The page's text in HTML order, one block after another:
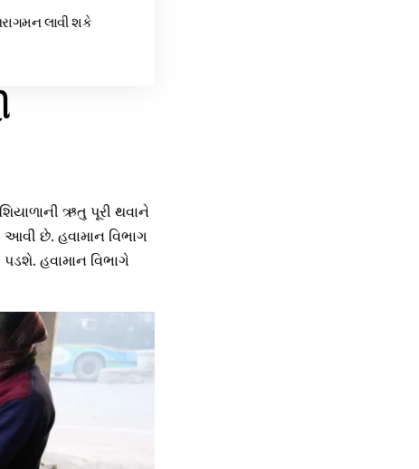
લાવી શકે
ઋતુ પૂરી થવાને
આવી છે. હવામાન વિભાગ
પડશે. હવામાન વિભાગે